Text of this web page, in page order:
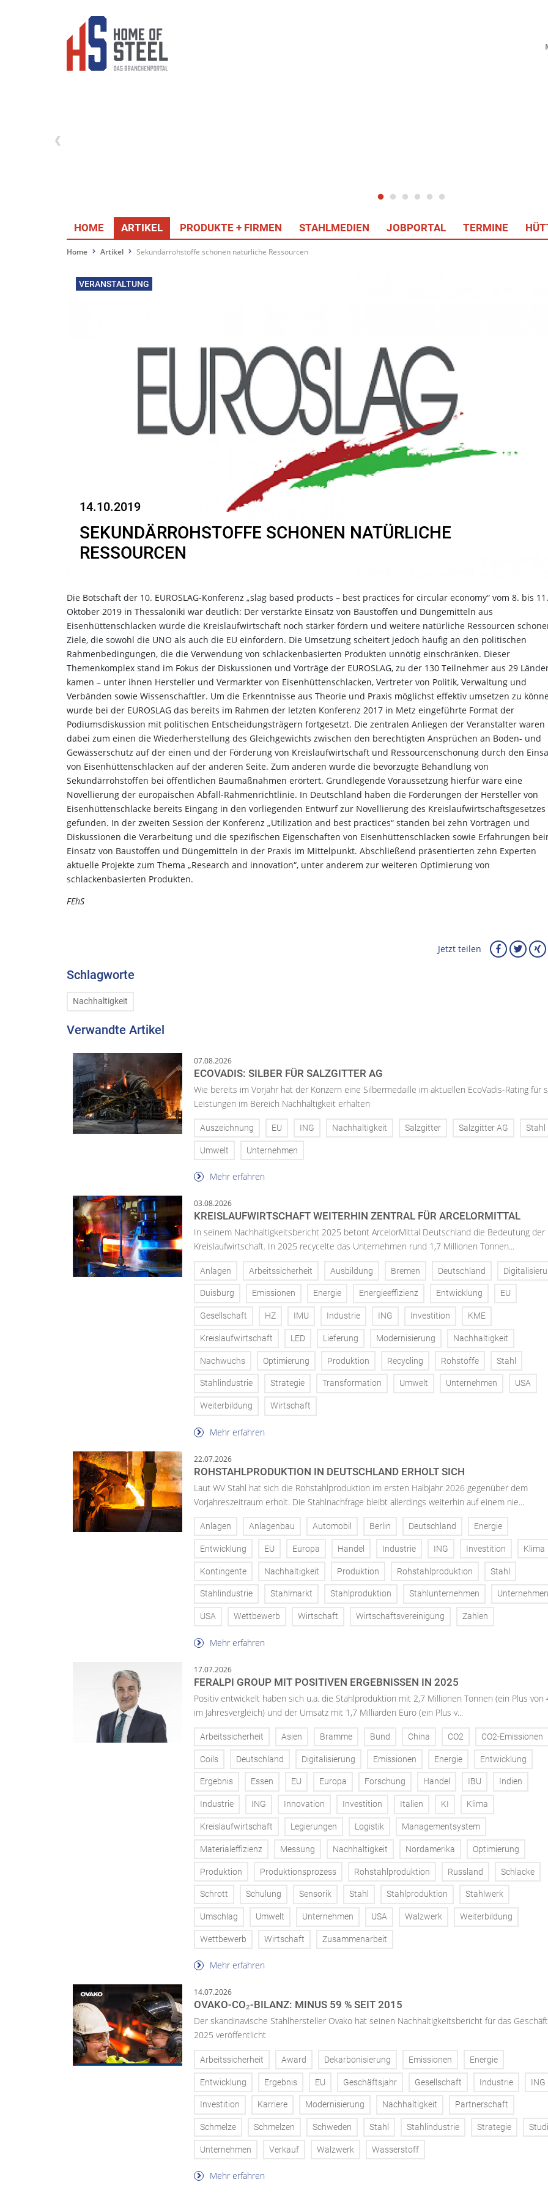
HOME ARTIKEL PRODUKTE + FIRMEN STAHLMEDIEN JOBPORTAL TERMINE
Home Artikel Sekundärrohstoffe schonen natürliche Ressourcen
VERANSTALTUNG
14.10.2019
SEKUNDÄRROHSTOFFE SCHONEN NATÜRLICHE
RESSOURCEN
Die Botschaft der 10. EUROSLAG-Konferenz „slag based products – best practices for circular economy“ vom 8. bis 11.
Oktober 2019 in Thessaloniki war deutlich: Der verstärkte Einsatz von Baustoffen und Düngemitteln aus
Eisenhüttenschlacken würde die Kreislaufwirtschaft noch stärker fördern und weitere natürliche Ressourcen
Ziele, die sowohl die UNO als auch die EU einfordern. Die Umsetzung scheitert jedoch häufig an den politischen
Rahmenbedingungen, die die Verwendung von schlackenbasierten Produkten unnötig einschränken. Dieser
Themenkomplex stand im Fokus der Diskussionen und Vorträge der EUROSLAG, zu der 130 Teilnehmer aus 29
kamen – unter ihnen Hersteller und Vermarkter von Eisenhüttenschlacken, Vertreter von Politik, Verwaltung und
Verbänden sowie Wissenschaftler. Um die Erkenntnisse aus Theorie und Praxis möglichst effektiv umsetzen zu
wurde bei der EUROSLAG das bereits im Rahmen der letzten Konferenz 2017 in Metz eingeführte Format der
Podiumsdiskussion mit politischen Entscheidungsträgern fortgesetzt. Die zentralen Anliegen der Veranstalter waren
dabei zum einen die Wiederherstellung des Gleichgewichts zwischen den berechtigten Ansprüchen an Boden- und
Gewässerschutz auf der einen und der Förderung von Kreislaufwirtschaft und Ressourcenschonung durch den
von Eisenhüttenschlacken auf der anderen Seite. Zum anderen wurde die bevorzugte Behandlung von
Sekundärrohstoffen bei öffentlichen Baumaßnahmen erörtert. Grundlegende Voraussetzung hierfür wäre eine
Novellierung der europäischen Abfall-Rahmenrichtlinie. In Deutschland haben die Forderungen der Hersteller von
Eisenhüttenschlacke bereits Eingang in den vorliegenden Entwurf zur Novellierung des Kreislaufwirtschaftsgesetzes
gefunden. In der zweiten Session der Konferenz „Utilization and best practices“ standen bei zehn Vorträgen und
Diskussionen die Verarbeitung und die spezifischen Eigenschaften von Eisenhüttenschlacken sowie Erfahrungen
Einsatz von Baustoffen und Düngemitteln in der Praxis im Mittelpunkt. Abschließend präsentierten zehn Experten
aktuelle Projekte zum Thema „Research and innovation“, unter anderem zur weiteren Optimierung von
schlackenbasierten Produkten.
FEhS
Jetzt teilen
Schlagworte
Nachhaltigkeit
Verwandte Artikel
07.08.2026
ECOVADIS: SILBER FÜR SALZGITTER AG
Wie bereits im Vorjahr hat der Konzern eine Silbermedaille im aktuellen EcoVadis-Rating für
Leistungen im Bereich Nachhaltigkeit erhalten
Auszeichnung EU ING Nachhaltigkeit Salzgitter Salzgitter AG Stahl
Umwelt Unternehmen
Mehr erfahren
03.08.2026
KREISLAUFWIRTSCHAFT WEITERHIN ZENTRAL FÜR ARCELORMITTAL
In seinem Nachhaltigkeitsbericht 2025 betont ArcelorMittal Deutschland die Bedeutung der
Kreislaufwirtschaft. In 2025 recycelte das Unternehmen rund 1,7 Millionen Tonnen...
Anlagen Arbeitssicherheit Ausbildung Bremen Deutschland
Duisburg Emissionen Energie Energieeffizienz Entwicklung EU
Gesellschaft HZ IMU Industrie ING Investition KME
Kreislaufwirtschaft LED Lieferung Modernisierung Nachhaltigkeit
Nachwuchs Optimierung Produktion Recycling Rohstoffe Stahl
Stahlindustrie Strategie Transformation Umwelt Unternehmen USA
Weiterbildung Wirtschaft
Mehr erfahren
22.07.2026
ROHSTAHLPRODUKTION IN DEUTSCHLAND ERHOLT SICH
Laut WV Stahl hat sich die Rohstahlproduktion im ersten Halbjahr 2026 gegenüber dem
Vorjahreszeitraum erholt. Die Stahlnachfrage bleibt allerdings weiterhin auf einem nie...
Anlagen Anlagenbau Automobil Berlin Deutschland Energie
Entwicklung EU Europa Handel Industrie ING Investition Klima
Kontingente Nachhaltigkeit Produktion Rohstahlproduktion Stahl
Stahlindustrie Stahlmarkt Stahlproduktion Stahlunternehmen Unternehmen
USA Wettbewerb Wirtschaft Wirtschaftsvereinigung Zahlen
Mehr erfahren
17.07.2026
FERALPI GROUP MIT POSITIVEN ERGEBNISSEN IN 2025
Positiv entwickelt haben sich u.a. die Stahlproduktion mit 2,7 Millionen Tonnen (ein Plus von
im Jahresvergleich) und der Umsatz mit 1,7 Milliarden Euro (ein Plus v...
Arbeitssicherheit Asien Bramme Bund China CO2 CO2-Emissionen
Coils Deutschland Digitalisierung Emissionen Energie Entwicklung
Ergebnis Essen EU Europa Forschung Handel IBU Indien
Industrie ING Innovation Investition Italien KI Klima
Kreislaufwirtschaft Legierungen Logistik Managementsystem
Materialeffizienz Messung Nachhaltigkeit Nordamerika Optimierung
Produktion Produktionsprozess Rohstahlproduktion Russland Schlacke
Schrott Schulung Sensorik Stahl Stahlproduktion Stahlwerk
Umschlag Umwelt Unternehmen USA Walzwerk Weiterbildung
Wettbewerb Wirtschaft Zusammenarbeit
Mehr erfahren
14.07.2026
OVAKO-CO₂-BILANZ: MINUS 59 % SEIT 2015
Der skandinavische Stahlhersteller Ovako hat seinen Nachhaltigkeitsbericht für das
2025 veröffentlicht
Arbeitssicherheit Award Dekarbonisierung Emissionen Energie
Entwicklung Ergebnis EU Geschäftsjahr Gesellschaft Industrie ING
Investition Karriere Modernisierung Nachhaltigkeit Partnerschaft
Schmelze Schmelzen Schweden Stahl Stahlindustrie Strategie
Unternehmen Verkauf Walzwerk Wasserstoff
Mehr erfahren